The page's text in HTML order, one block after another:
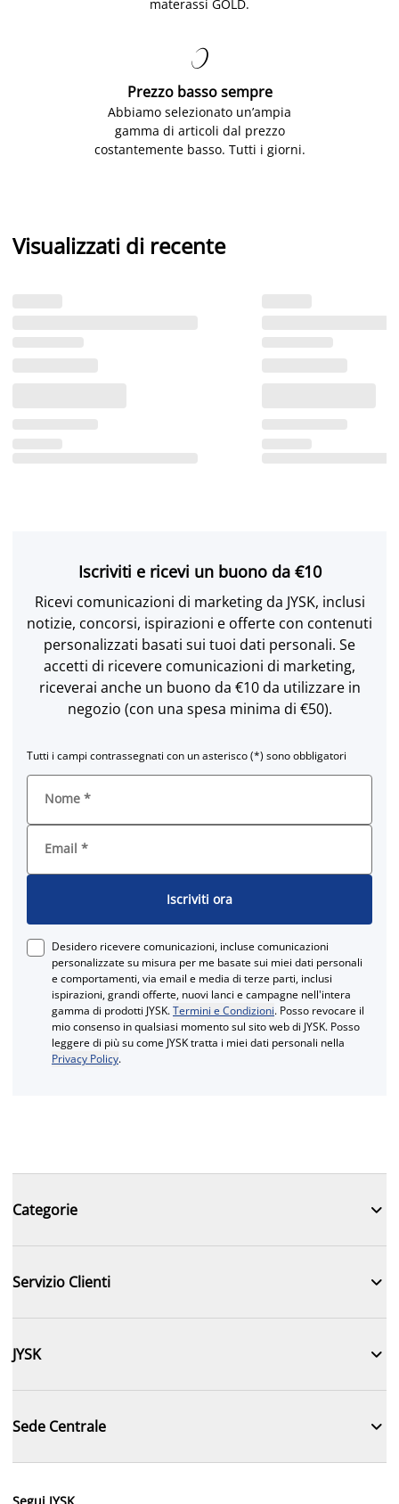
materassi GOLD.

Prezzo basso sempre
Abbiamo selezionato un’ampia
gamma di articoli dal prezzo
costantemente basso. Tutti i giorni.
Visualizzati di recente
Iscriviti e ricevi un buono da €10
Ricevi comunicazioni di marketing da JYSK, inclusi
notizie, concorsi, ispirazioni e offerte con contenuti
personalizzati basati sui tuoi dati personali. Se
accetti di ricevere comunicazioni di marketing,
riceverai anche un buono da €10 da utilizzare in
negozio (con una spesa minima di €50).
Tutti i campi contrassegnati con un asterisco (*) sono obbligatori
Nome *
Email *
Iscriviti ora
Desidero ricevere comunicazioni, incluse comunicazioni
personalizzate su misura per me basate sui miei dati personali
e comportamenti, via email e media di terze parti, inclusi
ispirazioni, grandi offerte, nuovi lanci e campagne nell'intera
gamma di prodotti JYSK.Termini e Condizioni. Posso revocare il
mio consenso in qualsiasi momento sul sito web di JYSK. Posso
leggere di più su come JYSK tratta i miei dati personali nella
Privacy Policy.
Categorie 
Servizio Clienti 
JYSK 
Sede Centrale 